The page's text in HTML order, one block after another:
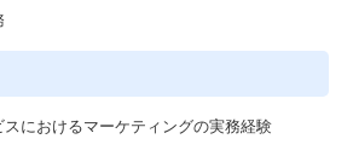
におけるマーケティングの実務経験